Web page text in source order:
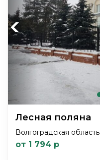
Previous
Лесная поляна
Волгоградская область
от 1 794 р